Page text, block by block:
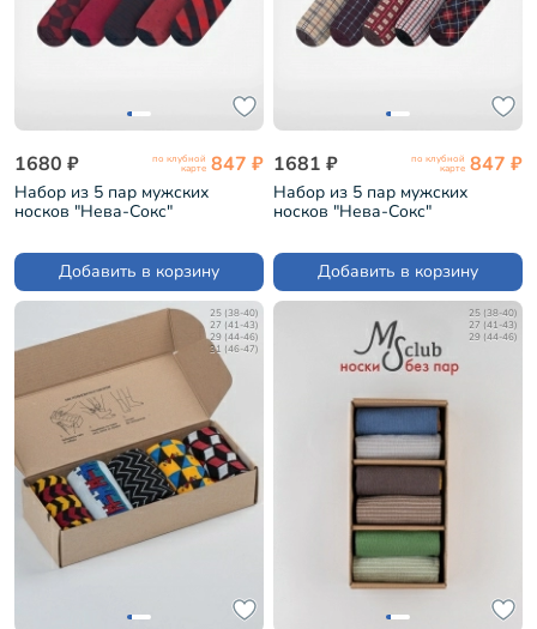
1680 ₽ по клубной
карте 847 ₽
Набор из 5 пар мужских
носков "Нева-Сокс"
Добавить в корзину
1681 ₽ по клубной
карте 847 ₽
Набор из 5 пар мужских
носков "Нева-Сокс"
Добавить в корзину
25 (38-40)
27 (41-43)
29 (44-46)
31 (46-47)
25 (38-40)
27 (41-43)
29 (44-46)